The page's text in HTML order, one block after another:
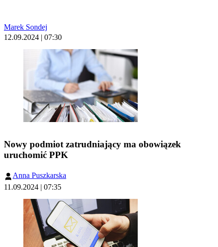
Marek Sondej
12.09.2024 | 07:30
Nowy podmiot zatrudniający ma obowiązek
uruchomić PPK
Anna Puszkarska
11.09.2024 | 07:35